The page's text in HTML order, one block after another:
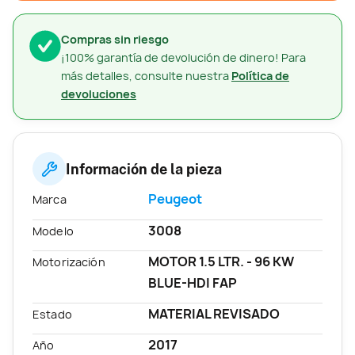
Compras sin riesgo
¡100% garantía de devolución de dinero! Para
más detalles, consulte nuestra Política de
devoluciones
Información de la pieza
Marca Peugeot
Modelo 3008
Motorización
MOTOR 1.5 LTR. - 96 KW
BLUE-HDI FAP
Estado MATERIAL REVISADO
Año 2017